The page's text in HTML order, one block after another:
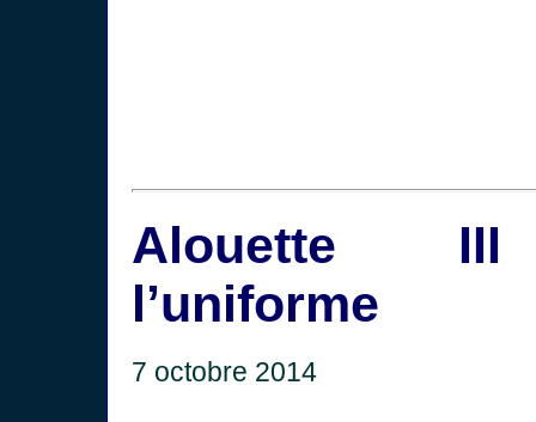
Alouette
l’uniforme
7 octobre 2014